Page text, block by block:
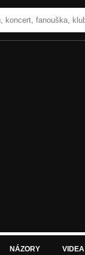
NÁZORY VIDEA